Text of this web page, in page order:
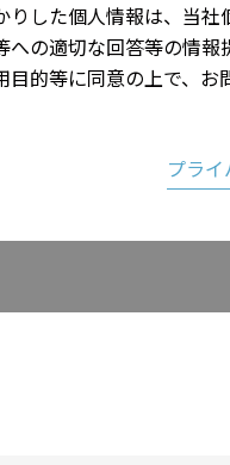
りした個人情報は、当
への適切な回答等の情
的等に同意の上で、お
プラ